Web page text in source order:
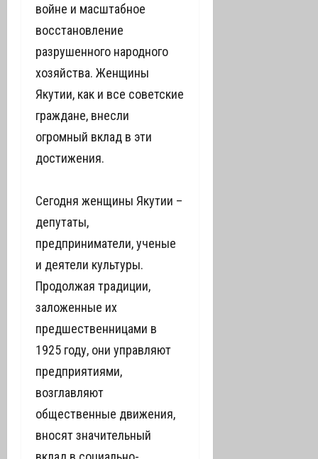
войне и масштабное
восстановление
разрушенного народного
хозяйства. Женщины
Якутии, как и все советские
граждане, внесли
огромный вклад в эти
достижения.
Сегодня женщины Якутии –
депутаты,
предприниматели, ученые
и деятели культуры.
Продолжая традиции,
заложенные их
предшественницами в
1925 году, они управляют
предприятиями,
возглавляют
общественные движения,
вносят значительный